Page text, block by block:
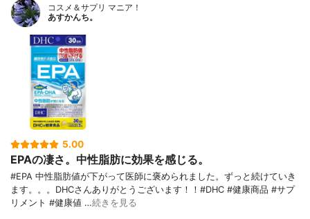
コスメ＆サプリ マニア！
あすかんち。
5.00
EPAの凄さ。中性脂肪に効果を感じる。
#EPA 中性脂肪値が下がって医師に褒められました。ずっと続けていき
ます。。。DHCさんありがとうございます！！#DHC #健康商品 #サプ
リメント #健康値 …続きを見る